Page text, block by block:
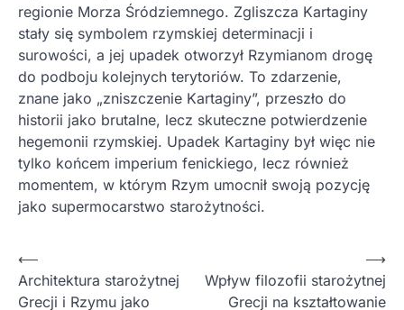
regionie Morza Śródziemnego. Zgliszcza Kartaginy
stały się symbolem rzymskiej determinacji i
surowości, a jej upadek otworzył Rzymianom drogę
do podboju kolejnych terytoriów. To zdarzenie,
znane jako „zniszczenie Kartaginy”, przeszło do
historii jako brutalne, lecz skuteczne potwierdzenie
hegemonii rzymskiej. Upadek Kartaginy był więc nie
tylko końcem imperium fenickiego, lecz również
momentem, w którym Rzym umocnił swoją pozycję
jako supermocarstwo starożytności.
Nawigacja
wpisu
⟵
Architektura starożytnej
Grecji i Rzymu jako
Wpływ filozofii starożytnej
Grecji na kształtowanie
⟶